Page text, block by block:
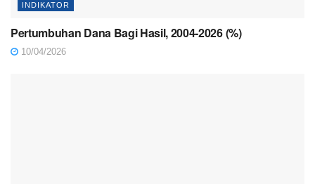
INDIKATOR
Pertumbuhan Dana Bagi Hasil, 2004-2026 (%)
10/04/2026